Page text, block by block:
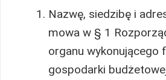
Nazwę, siedzibę i
mowa w § 1
organu wykonującego
gospodarki